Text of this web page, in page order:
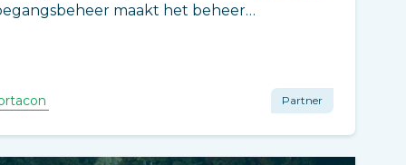
maakt het beheer
Partner